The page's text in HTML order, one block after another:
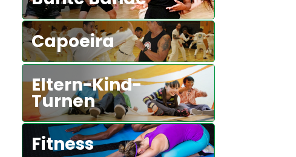
Capoeira
Eltern-Kind-
Turnen
Fitness